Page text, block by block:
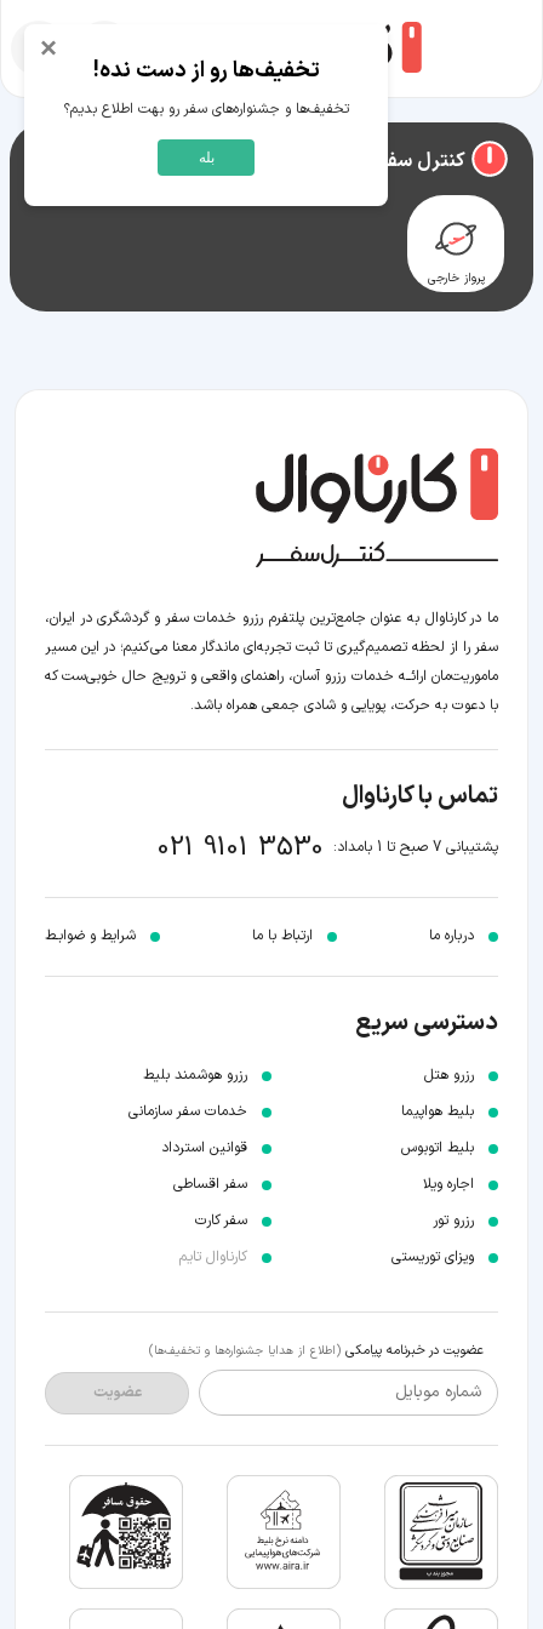
راهنمای سفر به مواب کنترل سفر مواب
پرواز خارجی
ما در کارناوال به عنوان جامع‌ترین پلتفرم رزرو خدمات سفر و گردشگری در ایران،
سفر را از لحظه‌ تصمیم‌گیری تا ثبت تجربه‌ای ماندگار معنا می‌کنیم؛ در این مسیر‍
ماموریت‌مان اراﺋــﻪ خدمات رزرو آسان، راهنمای واقعی و ترویج حال خوبی‌ست که
با دعوت به حرکت، پویایی و شادی جمعی همراه باشد.
تماس با کارناوال
پشتیبانی 7 صبح تا 1 بامداد: 021 9101 3530
درباره ما ارتباط با ما شرایط و ضوابـط
دسترسی سریع
رزرو هتل
بلیط هواپیما
بلیط اتوبوس
اجاره ویلا
رزرو تور
ویزای توریستی
رزرو هوشمند بلیط
خدمات سفر سازمانی
قوانین استرداد
سفر اقساطی
سفر کارت
کارناوال تایم
عضویت در خبرنامه پیامکی (اطلاع از هدایا جشنواره‌ها و تخفیف‌ها)
شماره موبایل عضویت
×
تخفیف‌ها رو از دست نده!
تخفیف‌ها و جشنواره‌های سفر رو بهت اطلاع بدیم؟
بله